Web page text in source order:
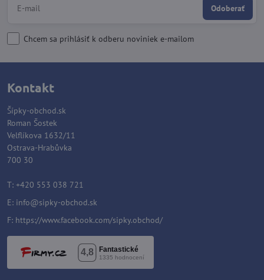
Odoberať
Chcem sa prihlásiť k odberu noviniek e-mailom
Kontakt
Šípky-obchod.sk
Roman Šostek
Velflíkova 1632/11
Ostrava-Hrabůvka
700 30
T: +420 553 038 721
E: info@sipky-obchod.sk
F: https://www.facebook.com/sipky.obchod/